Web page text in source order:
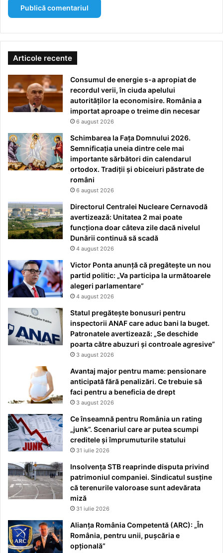
Articole recente
Consumul de energie s-a apropiat de
recordul verii, în ciuda apelului
autorităților la economisire. România a
importat aproape o treime din necesar
6 august 2026
Schimbarea la Fața Domnului 2026.
Semnificația uneia dintre cele mai
importante sărbători din calendarul
ortodox. Tradiții și obiceiuri păstrate de
români
6 august 2026
Directorul Centralei Nucleare Cernavodă
avertizează: Unitatea 2 mai poate
funcționa doar câteva zile dacă nivelul
Dunării continuă să scadă
4 august 2026
Victor Ponta anunță că pregătește un nou
partid politic: „Va participa la următoarele
alegeri parlamentare”
4 august 2026
Statul pregătește bonusuri pentru
inspectorii ANAF care aduc bani la buget.
Patronatele avertizează: „Se deschide
poarta către abuzuri și controale agresive”
3 august 2026
Avantaj major pentru mame: pensionare
anticipată fără penalizări. Ce trebuie să
faci pentru a beneficia de drept
3 august 2026
Ce înseamnă pentru România un rating
„junk”. Scenariul care ar putea scumpi
creditele și împrumuturile statului
31 iulie 2026
Insolvența STB reaprinde disputa privind
patrimoniul companiei. Sindicatul susține
că terenurile valoroase sunt adevărata
miză
31 iulie 2026
Alianța România Competentă (ARC): „În
România, pentru unii, pușcăria e
opțională”